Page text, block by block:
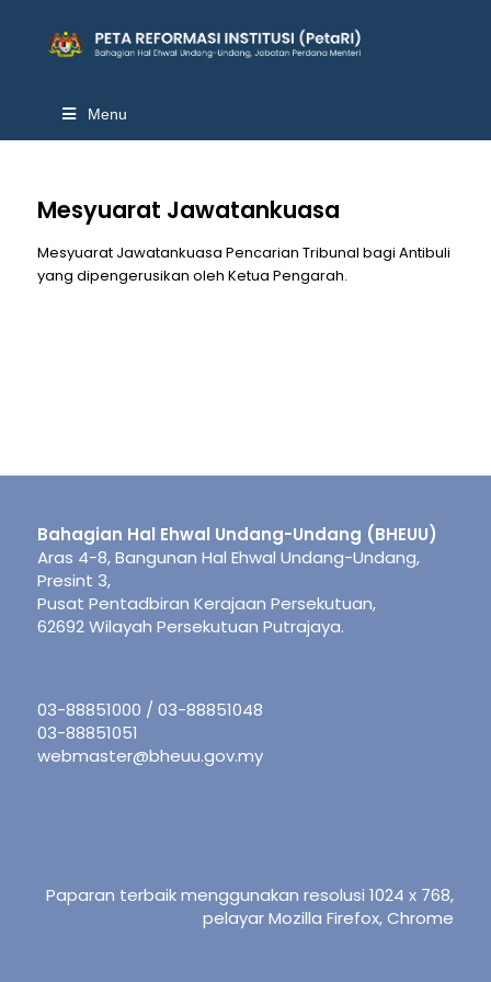
Menu
Mesyuarat Jawatankuasa
Mesyuarat Jawatankuasa Pencarian Tribunal bagi Antibuli
yang dipengerusikan oleh Ketua Pengarah.
Bahagian Hal Ehwal Undang-Undang (BHEUU)
Aras 4-8, Bangunan Hal Ehwal Undang-Undang,
Presint 3,
Pusat Pentadbiran Kerajaan Persekutuan,
62692 Wilayah Persekutuan Putrajaya.
03-88851000 / 03-88851048
03-88851051
webmaster@bheuu.gov.my
Paparan terbaik menggunakan resolusi 1024 x 768,
pelayar Mozilla Firefox, Chrome